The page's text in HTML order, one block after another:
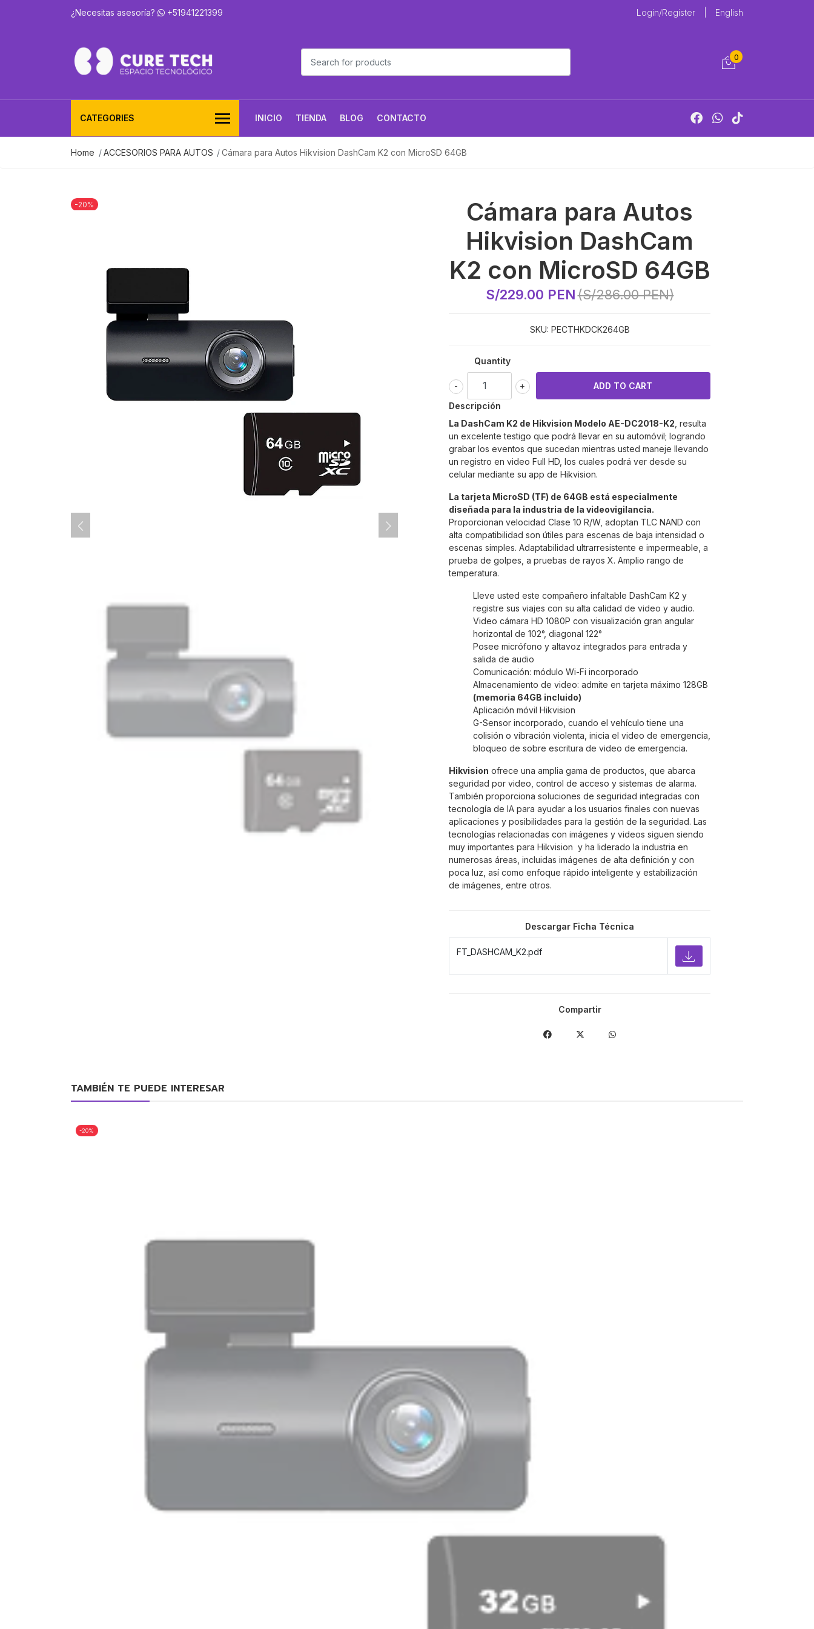
¿Necesitas asesoría? +51941221399 Login/Register English
0
CATEGORIES INICIO TIENDA BLOG CONTACTO
Home ACCESORIOS PARA AUTOS Cámara para Autos Hikvision DashCam K2 con MicroSD 64GB
-20%
Cámara para Autos
Hikvision DashCam
K2 con MicroSD 64GB
S/229.00 PEN(S/286.00 PEN)
SKU: PECTHKDCK264GB
Quantity
+
-
Descripción
La DashCam K2 de Hikvision Modelo AE-DC2018-K2 , resulta
un excelente testigo que podrá llevar en su automóvil; logrando
grabar los eventos que sucedan mientras usted maneje llevando
un registro en video Full HD, los cuales podrá ver desde su
celular mediante su app de Hikvision.
La tarjeta MicroSD (TF) de 64GB está especialmente
diseñada para la industria de la videovigilancia.
Proporcionan velocidad Clase 10 R/W, adoptan TLC NAND con
alta compatibilidad son útiles para escenas de baja intensidad o
escenas simples. Adaptabilidad ultrarresistente e impermeable, a
prueba de golpes, a pruebas de rayos X. Amplio rango de
temperatura.
Lleve usted este compañero infaltable DashCam K2 y
registre sus viajes con su alta calidad de video y audio.
Video cámara HD 1080P con visualización gran angular
horizontal de 102°, diagonal 122°
Posee micrófono y altavoz integrados para entrada y
salida de audio
Comunicación: módulo Wi-Fi incorporado
Almacenamiento de video: admite en tarjeta máximo 128GB
(memoria 64GB incluido)
Aplicación móvil Hikvision
G-Sensor incorporado, cuando el vehículo tiene una
colisión o vibración violenta, inicia el video de emergencia,
bloqueo de sobre escritura de video de emergencia.
Hikvision ofrece una amplia gama de productos, que abarca
seguridad por video, control de acceso y sistemas de alarma.
También proporciona soluciones de seguridad integradas con
tecnología de IA para ayudar a los usuarios finales con nuevas
aplicaciones y posibilidades para la gestión de la seguridad. Las
tecnologías relacionadas con imágenes y videos siguen siendo
muy importantes para Hikvision y ha liderado la industria en
numerosas áreas, incluidas imágenes de alta definición y con
poca luz, así como enfoque rápido inteligente y estabilización
de imágenes, entre otros.
Descargar Ficha Técnica
FT_DASHCAM_K2.pdf
Compartir
TAMBIÉN TE PUEDE INTERESAR
-20%